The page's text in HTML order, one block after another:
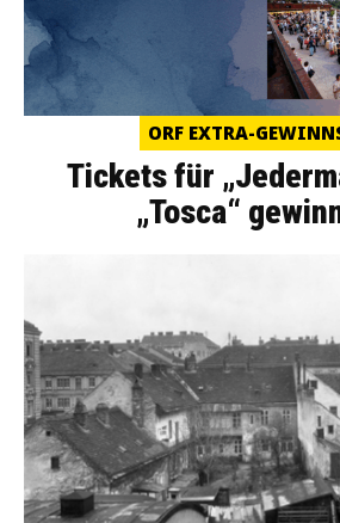
ORF EXTRA-
Tickets für
„Tosca“